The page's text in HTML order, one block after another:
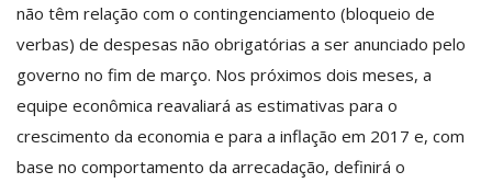
não têm relação com o contingenciamento (bloqueio de
verbas) de despesas não obrigatórias a ser anunciado pelo
governo no fim de março. Nos próximos dois meses, a
equipe econômica reavaliará as estimativas para o
crescimento da economia e para a inflação em 2017 e, com
base no comportamento da arrecadação, definirá o